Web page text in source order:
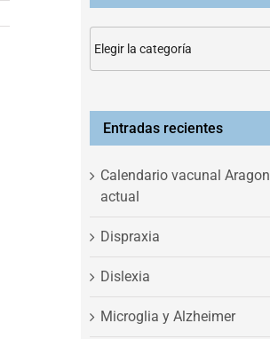
Entradas recientes
Calendario vacunal Aragon
actual
Dispraxia
Dislexia
Microglia y Alzheimer